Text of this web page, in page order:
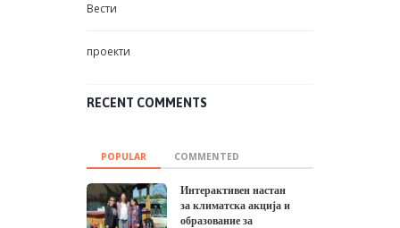
Вести
проекти
RECENT COMMENTS
POPULAR COMMENTED
Интерактивен настан
за климатска акција и
образование за